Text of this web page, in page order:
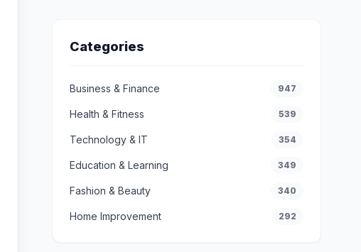
Categories
Business & Finance 947
Health & Fitness 539
Technology & IT 354
Education & Learning 349
Fashion & Beauty 340
Home Improvement 292